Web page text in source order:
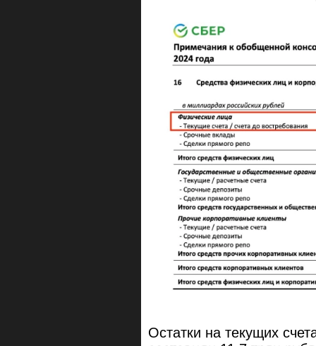
Остатки на текущих